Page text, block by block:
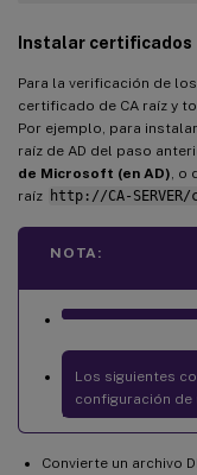
Instalar certificados
Para la verificación de
certificado de CA raíz y
Por ejemplo, para
raíz de AD del paso
de Microsoft (en AD) ,
raíz http://CA-
NOTA:
Los siguientes
configuración de
Convierte un archivo